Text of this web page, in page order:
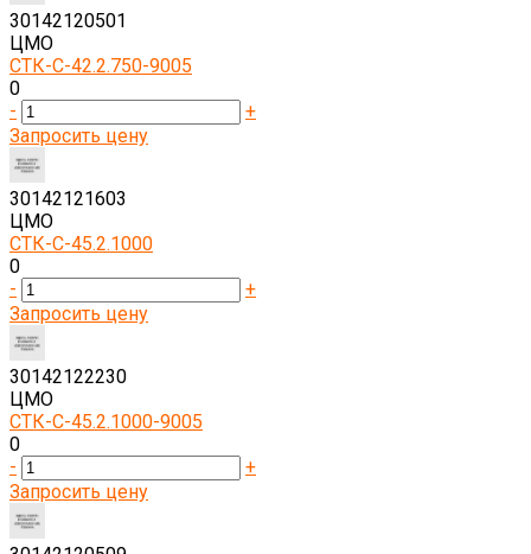
30142120501
ЦМО
СТК-С-42.2.750-9005
0
-
+
Запросить цену
30142121603
ЦМО
СТК-С-45.2.1000
0
-
+
Запросить цену
30142122230
ЦМО
СТК-С-45.2.1000-9005
0
-
+
Запросить цену